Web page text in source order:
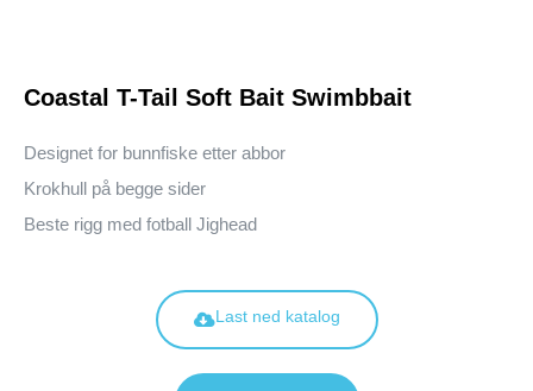
Coastal T-Tail Soft Bait Swimbbait
Designet for bunnfiske etter abbor
Krokhull på begge sider
Beste rigg med fotball Jighead
Last ned katalog